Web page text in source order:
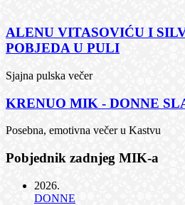
ALENU VITASOVIĆU I
POBJEDA U PULI
Sjajna pulska večer
KRENUO MIK - DONNE
Posebna, emotivna večer u Kastvu
Pobjednik zadnjeg MIK-a
2026.
DONNE